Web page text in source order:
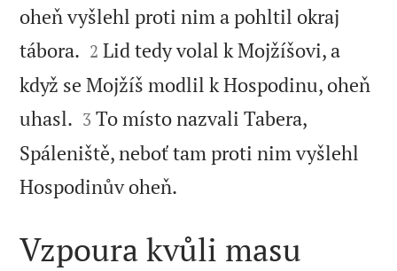
oheň vyšlehl proti nim a pohltil okraj
tábora. 

2 Lid tedy volal k Mojžíšovi, a
když se Mojžíš modlil k Hospodinu, oheň
uhasl. 

3 To místo nazvali Tabera,
Spáleniště, neboť tam proti nim vyšlehl
Hospodinův oheň.
Vzpoura kvůli masu